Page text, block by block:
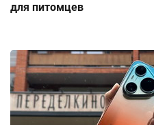
для питомцев